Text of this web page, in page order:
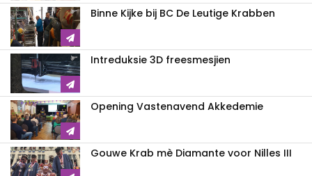
Binne Kijke bij BC De Leutige Krabben
Intreduksie 3D freesmesjien
Opening Vastenavend Akkedemie
Gouwe Krab mè Diamante voor Nilles III